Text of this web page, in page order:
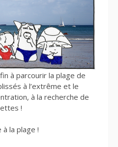
à parcourir la plage de
à l’extrême et le
à la recherche de
!
à la plage !